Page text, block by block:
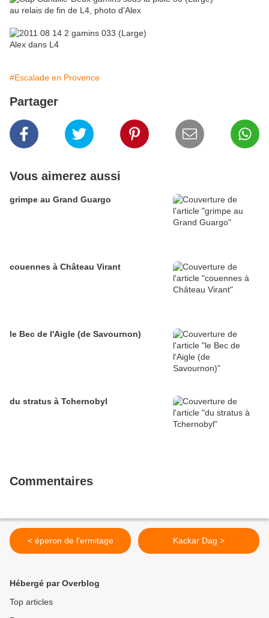
au relais de fin de L4, photo d'Alex
Alex dans L4
#Escalade en Provence
Partager
Vous aimerez aussi
grimpe au Grand Guargo
couennes à Château Virant
le Bec de l'Aigle (de Savournon)
du stratus à Tchernobyl
Commentaires
< éperon de l'ermitage Kackar Dag >
Hébergé par Overblog
Top articles